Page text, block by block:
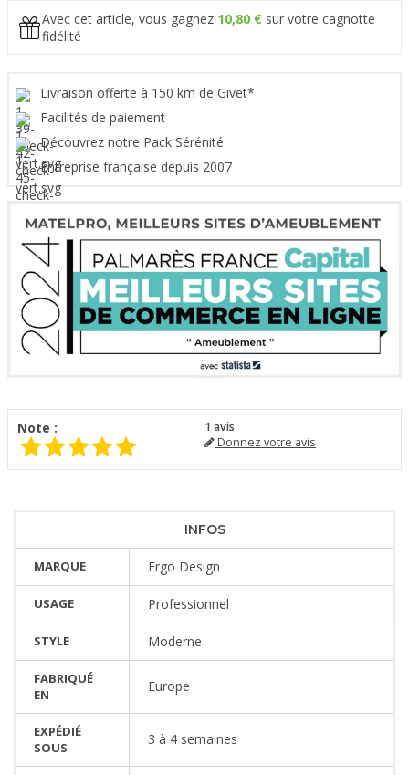
Avec cet article, vous gagnez 10,80 € sur votre cagnotte
fidélité
Livraison offerte à 150 km de Givet*
Facilités de paiement
Découvrez notre Pack Sérénité
Entreprise française depuis 2007
Note : 1 avis
Donnez votre avis
INFOS
MARQUE Ergo Design
USAGE Professionnel
STYLE Moderne
FABRIQUÉ
EN
Europe
EXPÉDIÉ
SOUS
3 à 4 semaines